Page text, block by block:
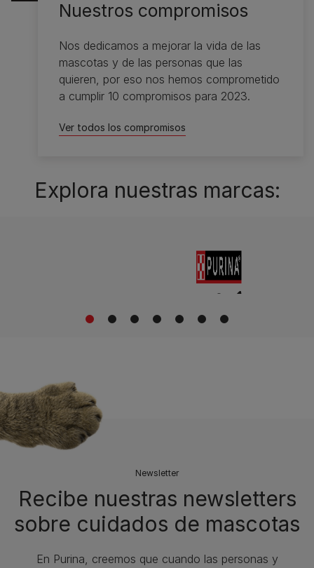
Nuestros compromisos​
Nos dedicamos a mejorar la vida de las
mascotas y de las personas que las
quieren, por eso nos hemos comprometido
a cumplir 10 compromisos para 2023.​
Ver todos los compromisos​
Explora nuestras marcas:
1 2 3 4 5 6 7
Newsletter
Recibe nuestras newsletters
sobre cuidados de mascotas​
En Purina, creemos que cuando las personas y